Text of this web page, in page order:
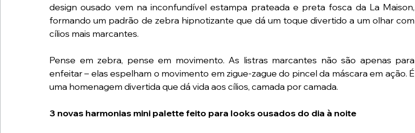
design ousado vem na inconfundível estampa prateada e preta fosca da La Maison,
formando um padrão de zebra hipnotizante que dá um toque divertido a um olhar com
cílios mais marcantes.
Pense em zebra, pense em movimento. As listras marcantes não são apenas para
enfeitar – elas espelham o movimento em zigue-zague do pincel da máscara em ação. É
uma homenagem divertida que dá vida aos cílios, camada por camada.
3 novas harmonias mini palette feito para looks ousados do dia à noite